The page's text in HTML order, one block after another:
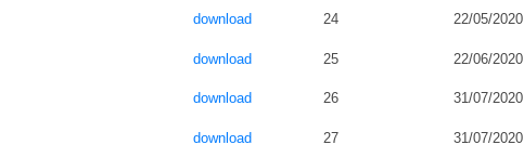
download 24 22/05/2020
download
25 22/06/2020
download 26 31/07/2020
download
27 31/07/2020